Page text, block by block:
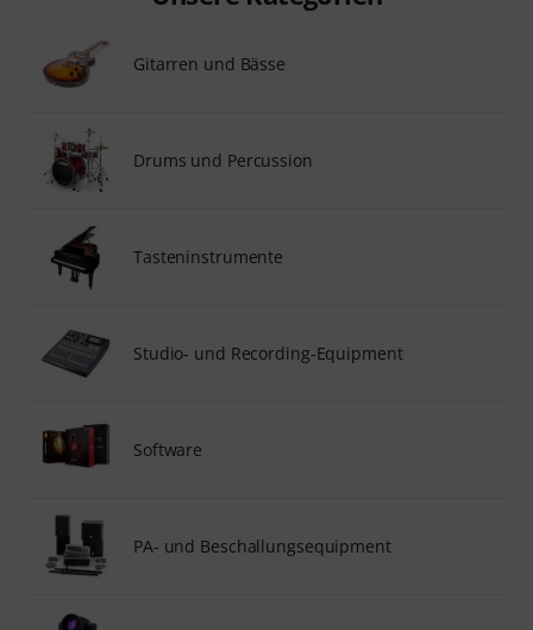
Gitarren und Bässe
Drums und Percussion
Tasteninstrumente
Studio- und Recording-Equipment
Software
PA- und Beschallungsequipment